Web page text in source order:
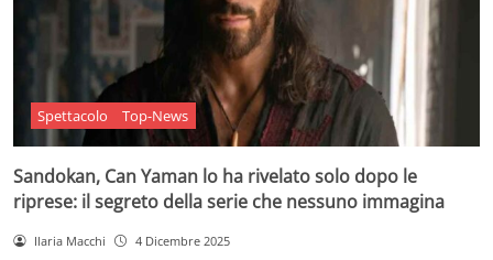
Spettacolo Top-News
Sandokan, Can Yaman lo ha rivelato solo dopo le
riprese: il segreto della serie che nessuno immagina
Ilaria Macchi 4 Dicembre 2025